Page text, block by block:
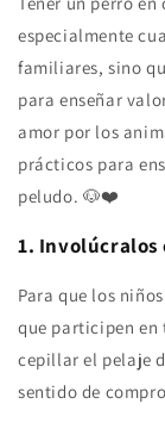
especialmente
familiares, sino
para enseñar
amor por los
prácticos para
peludo. 🐶❤️
1. Involúcralos
Para que los
que participen en
cepillar el pelaje
sentido de